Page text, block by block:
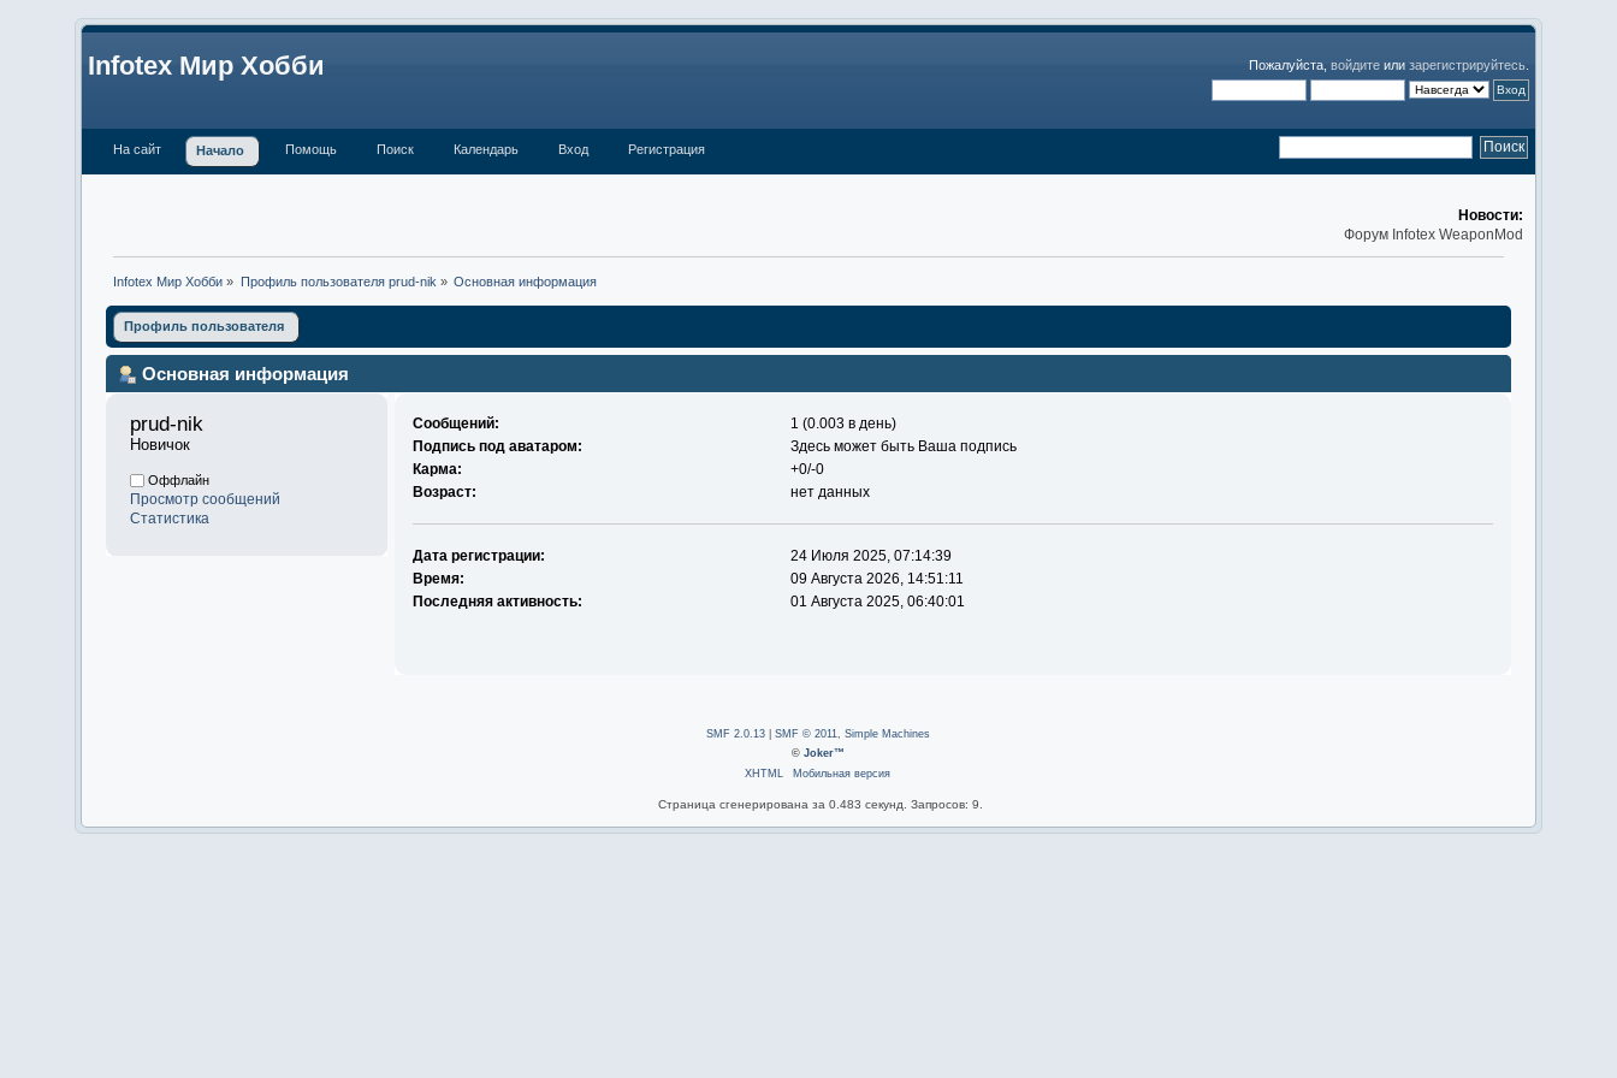
Infotex Мир Хобби Пожалуйста, войдитеили зарегистрируйтесь.
На сайт Начало Помощь Поиск Календарь Вход Регистрация
Новости:
Форум Infotex WeaponMod
Infotex Мир Хобби » Профиль пользователя prud-nik » Основная информация
Профиль пользователя
Основная информация
prud-nik
Новичок
Оффлайн
Просмотр сообщений
Статистика
Сообщений:
1 (0.003 в день)
Подпись под аватаром:
Здесь может быть Ваша подпись
Карма:
+0/-0
Возраст:
нет данных
Дата регистрации:
24 Июля 2025, 07:14:39
Время:
09 Августа 2026, 14:51:11
Последняя активность:
01 Августа 2025, 06:40:01
SMF 2.0.13| SMF © 2011, Simple Machines
© Joker™
XHTML
Мобильная версия
Страница сгенерирована за 0.483 секунд. Запросов: 9.